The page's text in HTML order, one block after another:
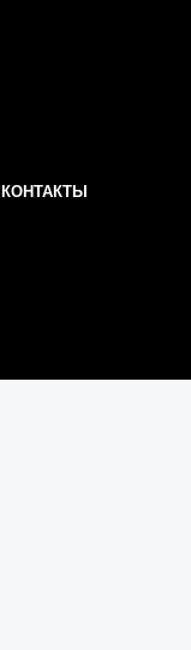
КОНТАКТЫ